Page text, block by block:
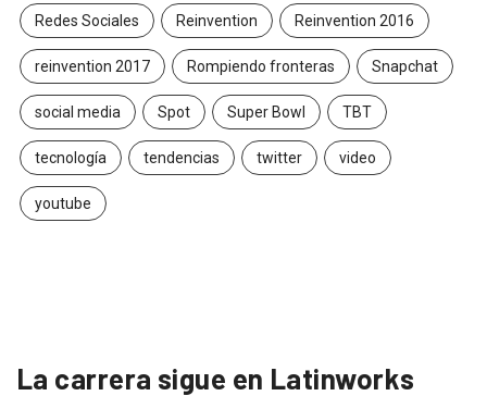
Redes Sociales Reinvention Reinvention 2016
reinvention 2017 Rompiendo fronteras Snapchat
social media Spot Super Bowl TBT
tecnología tendencias twitter video
youtube
La carrera sigue en Latinworks